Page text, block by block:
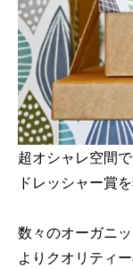
超オシャレ空間
ドレッシャー賞
数々のオーガニ
よりクオリティ